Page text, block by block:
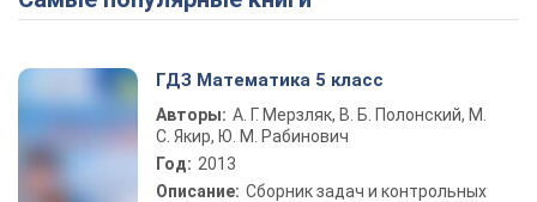
ГДЗ Математика 5 класс
Авторы: А. Г. Мерзляк, В. Б. Полонский, М.
С. Якир, Ю. М. Рабинович
Год: 2013
Описание: Сборник задач и контрольных